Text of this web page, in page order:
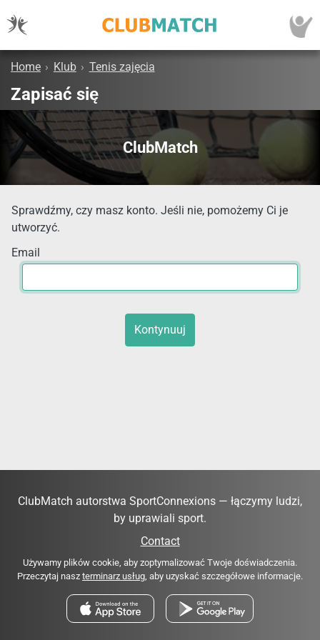
Home › Klub › Tenis zajęcia
Zapisać się
ClubMatch
Sprawdźmy, czy masz konto. Jeśli nie, pomożemy Ci je
utworzyć.
Email
Kontynuuj
ClubMatch autorstwa SportConnexions — łączymy ludzi,
by uprawiali sport.
Contact
Używamy plików cookie, aby zoptymalizować Twoje doświadczenia.
Przeczytaj nasz terminarz usług, aby uzyskać szczegółowe informacje.